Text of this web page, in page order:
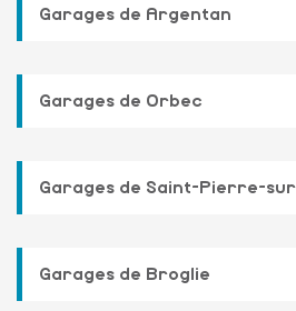
Garages de Argentan
Garages de Orbec
Garages de Saint-Pierre-
Garages de Broglie